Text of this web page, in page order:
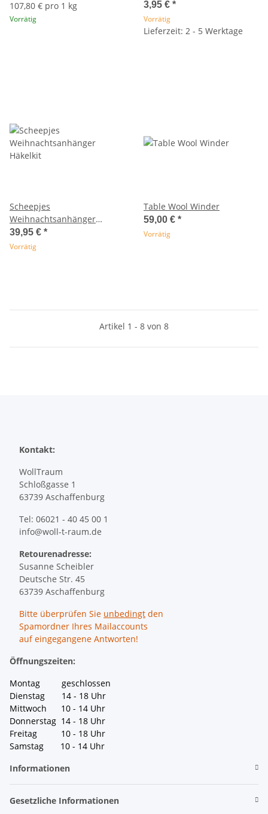
107,80 € pro 1 kg
Vorrätig
3,95 € *
Vorrätig
Lieferzeit: 2 - 5 Werktage
Scheepjes
Weihnachtsanhänger
Häkelkit
39,95 € *
Vorrätig
Table Wool Winder
59,00 € *
Vorrätig
Artikel 1 - 8 von 8
Kontakt:
WollTraum
Schloßgasse 1
63739 Aschaffenburg
Tel: 06021 - 40 45 00 1
info@woll-t-raum.de
Retourenadresse:
Susanne Scheibler
Deutsche Str. 45
63739 Aschaffenburg
Bitte überprüfen Sie unbedingt den
Spamordner Ihres Mailaccounts
auf eingegangene Antworten!
Öffnungszeiten:
Montag geschlossen
Dienstag 14 - 18 Uhr
Mittwoch 10 - 14 Uhr
Donnerstag 14 - 18 Uhr
Freitag 10 - 18 Uhr
Samstag 10 - 14 Uhr
Informationen
Gesetzliche Informationen